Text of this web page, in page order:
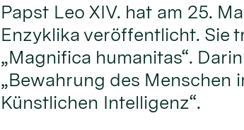
Papst Leo XIV. hat am 25.
Enzyklika veröffentlicht. Sie
„Magnifica humanitas“.
„Bewahrung des Menschen
Künstlichen Intelligenz“.